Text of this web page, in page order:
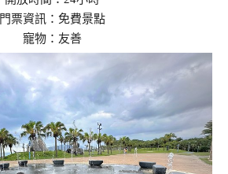
門票資訊：免費景點
寵物：友善